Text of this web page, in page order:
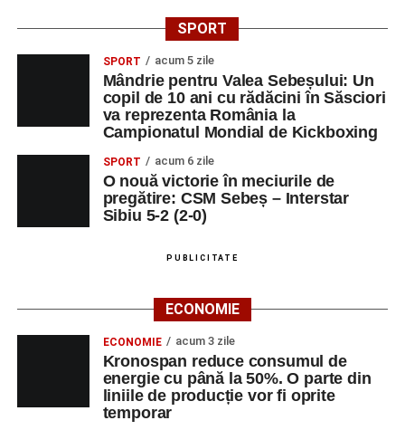
SPORT
SPORT acum 5 zile
Mândrie pentru Valea Sebeșului: Un
copil de 10 ani cu rădăcini în Săsciori
va reprezenta România la
Campionatul Mondial de Kickboxing
SPORT acum 6 zile
O nouă victorie în meciurile de
pregătire: CSM Sebeș – Interstar
Sibiu 5-2 (2-0)
PUBLICITATE
ECONOMIE
ECONOMIE acum 3 zile
Kronospan reduce consumul de
energie cu până la 50%. O parte din
liniile de producție vor fi oprite
temporar